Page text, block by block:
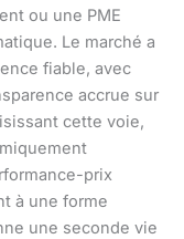
ou une PME
Le marché a
fiable, avec
accrue sur
cette voie,
prix
à une forme
une seconde vie